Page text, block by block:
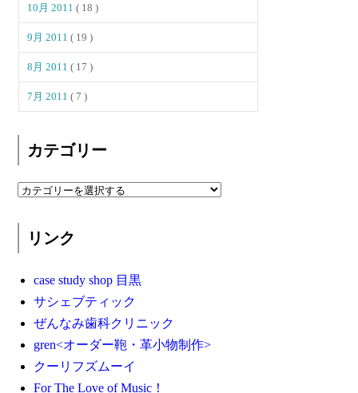
10月 2011( 18 )
9月 2011( 19 )
8月 2011( 17 )
7月 2011( 7 )
カテゴリー
リンク
case study shop 目黒
サシェブティック
ぜんなみ歯科クリニック
gren<オーダー鞄・革小物制作>
クーリフズムーイ
For The Love of Music！